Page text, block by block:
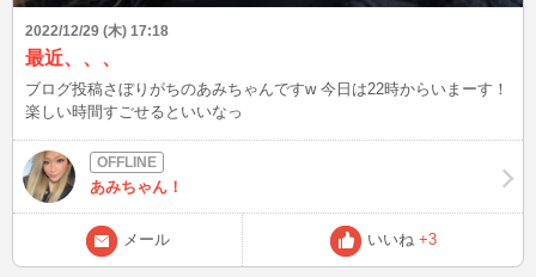
2022/12/29 (木) 17:18
最近、、、
ブログ投稿さぼりがちのあみちゃんですw 今日は22時からいまーす！
楽しい時間すごせるといいなっ
あみちゃん！
メール いいね +3